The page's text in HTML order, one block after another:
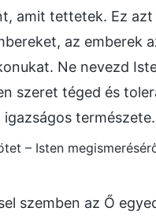
amit tettetek. Ez azt
az emberek
Ne nevezd
szeret téged és
természete.
– Isten
szemben az Ő